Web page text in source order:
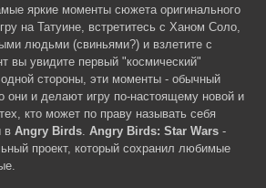
яркие моменты сюжета оригинального
на Татуине, встретитесь с Ханом Соло,
людьми (свиньями?) и взлетите с
вы увидите первый "космический"
стороны, эти моменты - обычный
они и делают игру по-настоящему новой и
кто может по праву называть себя
в Angry Birds Angry Birds: Star Wars -
проект, который сохранил любимые